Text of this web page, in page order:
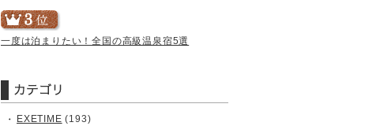
一度は泊まりたい！全国の高級温泉宿5選
EXETIME (193)